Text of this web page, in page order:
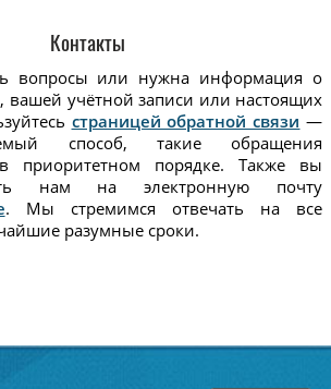
Контакты
вопросы или нужна информация о
вашей учётной записи или настоящих
страницей обратной связи —
способ, такие обращения
приоритетном порядке. Также вы
нам на электронную почту
. Мы стремимся отвечать на все
разумные сроки.